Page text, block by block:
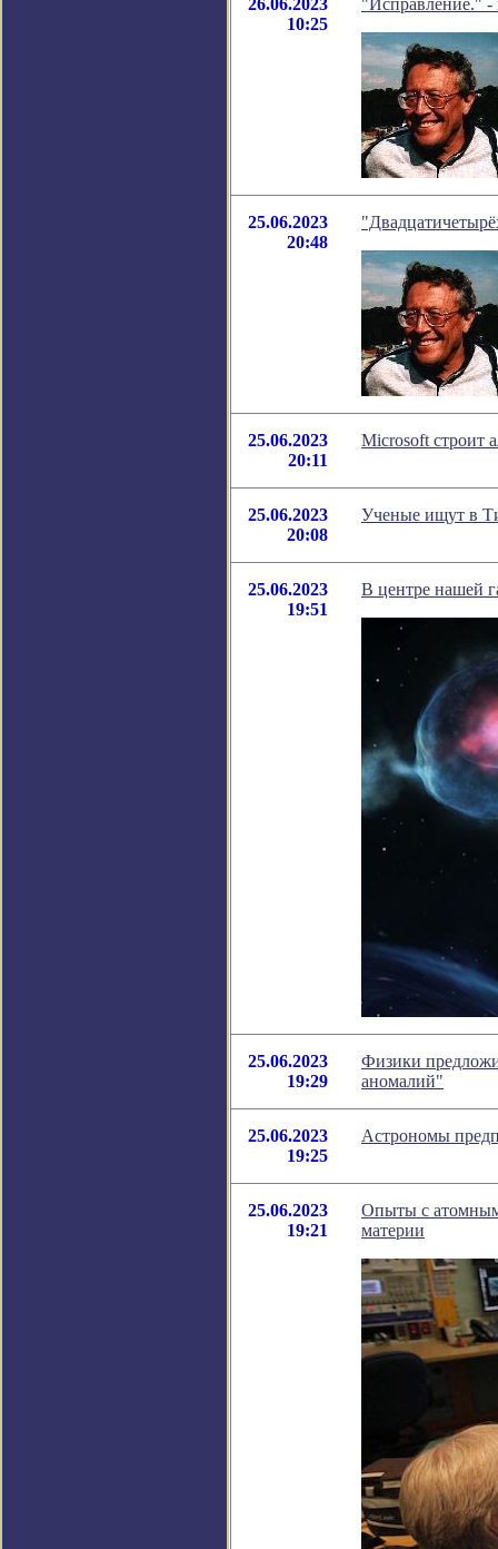
26.06.2023
10:25
"Исправление." -
25.06.2023
20:48
25.06.2023
20:11
Microsoft строит
25.06.2023
20:08
Ученые ищут в
25.06.2023
19:51
В центре нашей
25.06.2023
19:29
Физики
аномалий"
25.06.2023
19:25
Астрономы
25.06.2023
19:21
Опыты с
материи